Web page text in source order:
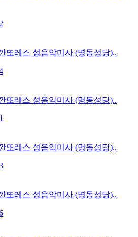
또레스 성음악미사 (명동성당)..
또레스 성음악미사 (명동성당)..
또레스 성음악미사 (명동성당)..
또레스 성음악미사 (명동성당)..